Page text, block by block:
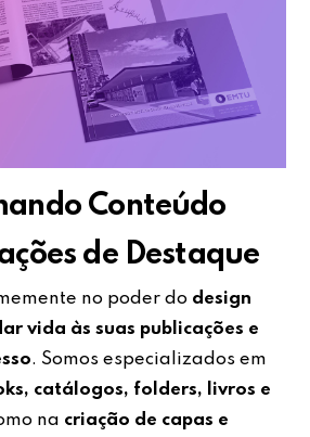
Conteúdo
de Destaque
no poder do design
vida às suas publicações e
. Somos especializados em
catálogos, folders, livros e
na criação de capas e